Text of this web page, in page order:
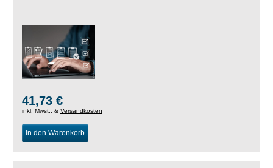
41,73 €
inkl. Mwst., & Versandkosten
In den Warenkorb